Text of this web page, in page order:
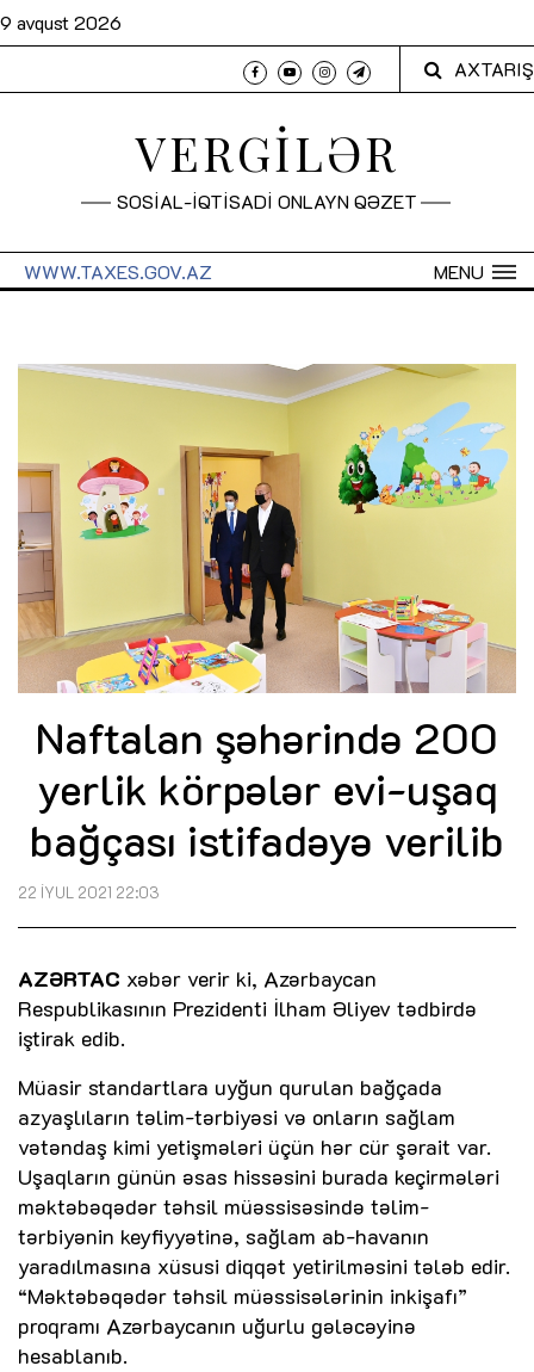
9 avqust 2026
AXTARIŞ
VERGİLƏR
SOSİAL-İQTİSADİ ONLAYN QƏZET
MENU
WWW.TAXES.GOV.AZ
Naftalan şəhərində 200
yerlik körpələr evi-uşaq
bağçası istifadəyə verilib
22 İYUL 2021 22:03
AZƏRTAC xəbər verir ki, Azərbaycan
Respublikasının Prezidenti İlham Əliyev tədbirdə
iştirak edib.
Müasir standartlara uyğun qurulan bağçada
azyaşlıların təlim-tərbiyəsi və onların sağlam
vətəndaş kimi yetişmələri üçün hər cür şərait var.
Uşaqların günün əsas hissəsini burada keçirmələri
məktəbəqədər təhsil müəssisəsində təlim-
tərbiyənin keyfiyyətinə, sağlam ab-havanın
yaradılmasına xüsusi diqqət yetirilməsini tələb edir.
“Məktəbəqədər təhsil müəssisələrinin inkişafı”
proqramı Azərbaycanın uğurlu gələcəyinə
hesablanıb.